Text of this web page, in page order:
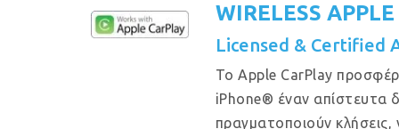
WIRELESS
Licensed & Certified
Το Apple CarPlay
iPhone® έναν απίστευτα
πραγματοποιούν